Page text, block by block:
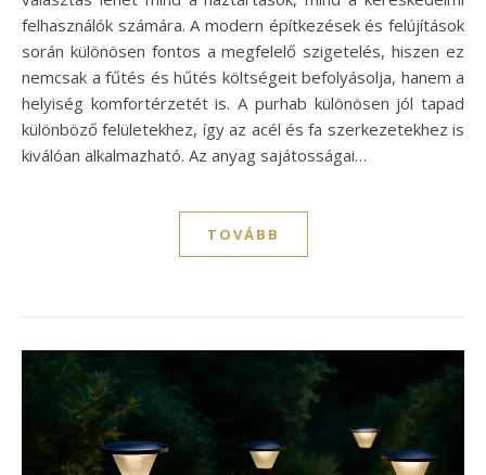
felhasználók számára. A modern építkezések és felújítások
során különösen fontos a megfelelő szigetelés, hiszen ez
nemcsak a fűtés és hűtés költségeit befolyásolja, hanem a
helyiség komfortérzetét is. A purhab különösen jól tapad
különböző felületekhez, így az acél és fa szerkezetekhez is
kiválóan alkalmazható. Az anyag sajátosságai…
TOVÁBB